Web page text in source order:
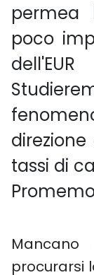
permea
poco
tassi di
procurarsi